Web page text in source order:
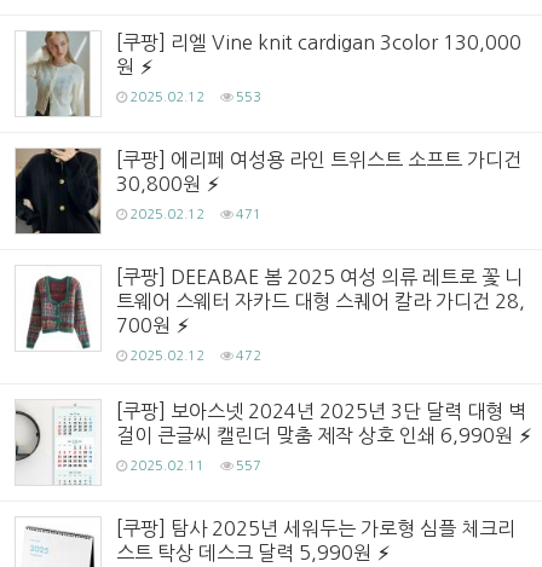
[쿠팡] 리엘 Vine knit cardigan 3color 130,000
원
2025.02.12 553
[쿠팡] 에리페 여성용 라인 트위스트 소프트 가디건
30,800원
2025.02.12 471
[쿠팡] DEEABAE 봄 2025 여성 의류 레트로 꽃 니
트웨어 스웨터 자카드 대형 스퀘어 칼라 가디건 28,
700원
2025.02.12 472
[쿠팡] 보아스넷 2024년 2025년 3단 달력 대형 벽
걸이 큰글씨 캘린더 맞춤 제작 상호 인쇄 6,990원
2025.02.11 557
[쿠팡] 탐사 2025년 세워두는 가로형 심플 체크리
스트 탁상 데스크 달력 5,990원